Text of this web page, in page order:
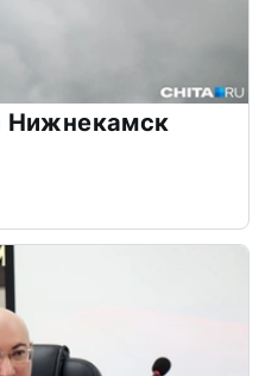
Нижнекамск